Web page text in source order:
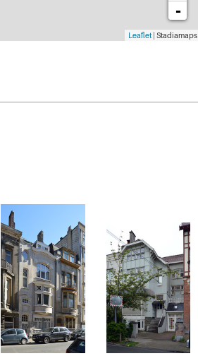
-
Leaflet | Stadiamaps